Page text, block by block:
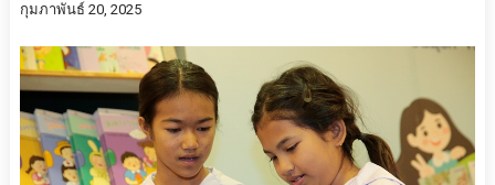
กุมภาพันธ์ 20, 2025